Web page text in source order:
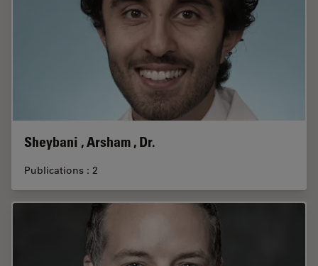
Sheybani , Arsham , Dr.
Publications : 2